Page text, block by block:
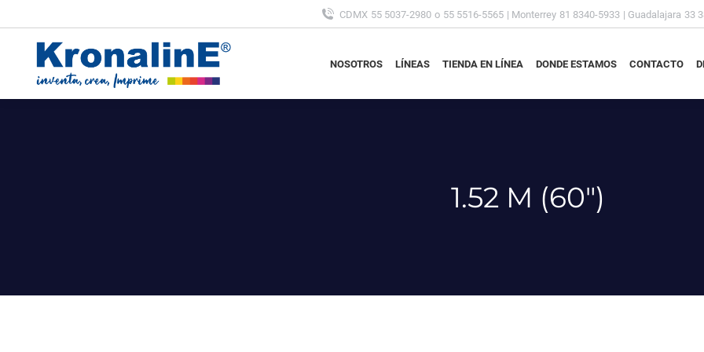
CDMX 55 5037-2980 o 55 5516-5565 | Monterrey 81 8340-5933 | Guadalajara 33
NOSOTROS LÍNEAS TIENDA EN LÍNEA DONDE ESTAMOS CONTACTO
1.52 M (60")